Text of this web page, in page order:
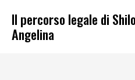
Il percorso legale di
Angelina